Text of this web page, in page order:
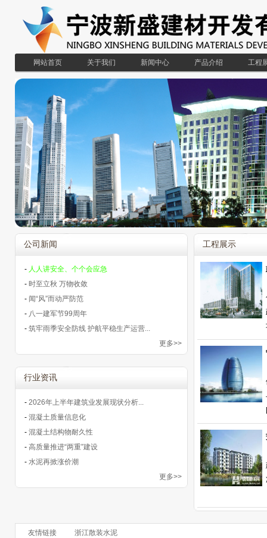
网站首页 关于我们 新闻中心 产品介绍 工程
公司新闻
- 人人讲安全、个个会应急
- 时至立秋 万物收敛
- 闻“风”而动严防范
- 八一建军节99周年
- 筑牢雨季安全防线 护航平稳生产运营...
更多>>
行业资讯
- 2026年上半年建筑业发展现状分析...
- 混凝土质量信息化
- 混凝土结构物耐久性
- 高质量推进“两重”建设
- 水泥再掀涨价潮
更多>>
工程展示
[
友情链接 浙江散装水泥